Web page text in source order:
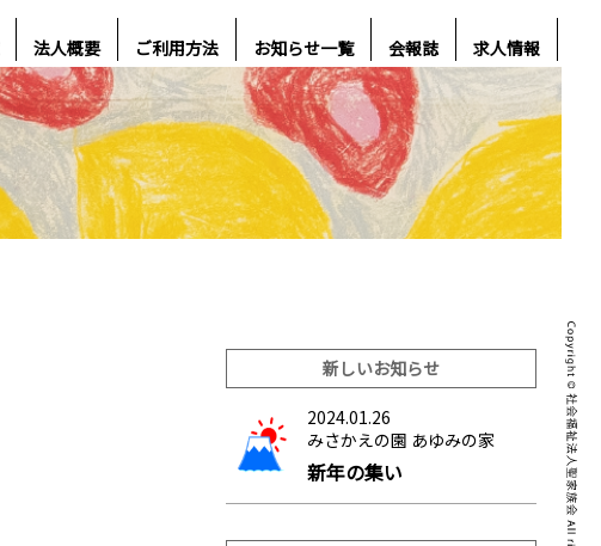
法人概要 ご利用方法 お知らせ一覧 会報誌 求人情報
新しいお知らせ
2024.01.26
みさかえの園 あゆみの家
新年の集い